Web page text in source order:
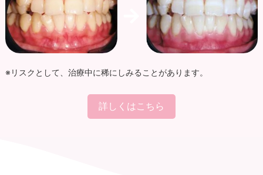
※リスクとして、治療中に稀にしみることがあります。
詳しくはこちら